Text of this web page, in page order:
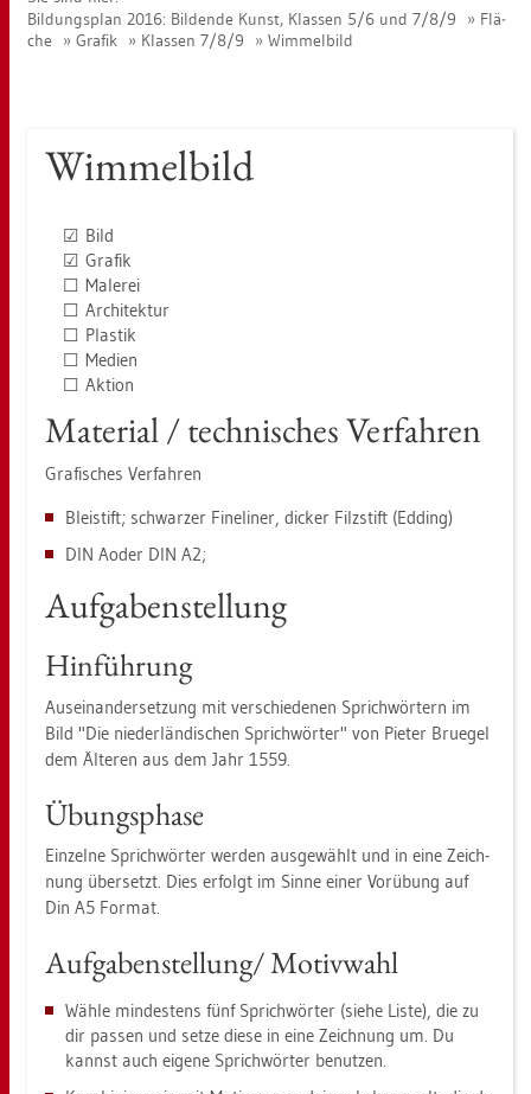
Bil­dungs­plan 2016: Bil­den­de Kunst, Klas­sen 5/6 und 7/8/9
Flä­
che
Gra­fik Klas­sen 7/8/9 Wim­mel­bild
Wim­mel­bild
☑ Bild
☑ Gra­fik
☐ Ma­le­rei
☐ Ar­chi­tek­tur
☐ Plas­tik
☐ Me­di­en
☐ Ak­ti­on
Ma­te­ri­al / tech­ni­sches Ver­fah­ren
Gra­fi­sches Ver­fah­ren
Blei­stift; schwar­zer Fi­ne­liner, di­cker Filz­stift (Ed­ding)
DIN Aoder DIN A2;
Auf­ga­ben­stel­lung
Hin­füh­rung
Aus­ein­an­der­set­zung mit ver­schie­de­nen Sprich­wör­tern im
Bild "Die nie­der­län­di­schen Sprich­wör­ter" von Pie­ter Brue­gel
dem Äl­te­ren aus dem Jahr 1559.
Übungs­pha­se
Ein­zel­ne Sprich­wör­ter wer­den aus­ge­wählt und in eine Zeich­
nung über­setzt. Dies er­folgt im Sinne einer Vor­übung auf
Din A5 For­mat.
Auf­ga­ben­stel­lung/ Mo­tiv­wahl
Wähle min­des­tens fünf Sprich­wör­ter (siehe Liste), die zu
dir pas­sen und setze diese in eine Zeich­nung um. Du
kannst auch ei­ge­ne Sprich­wör­ter be­nut­zen.